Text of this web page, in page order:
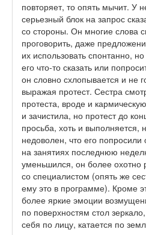
повторяет, то опять мычит. У
серьезный блок на запрос
со стороны. Он многие слова
проговорить, даже
их использовать спонтанно,
его что-то сказать или
он словно схлопывается и не
выражая протест. Сестра
протеста, вроде и
и зачистила, но протест до
просьба, хоть и выполняется,
недоволен, что его
на занятиях последнюю
уменьшился, он более охотно
со специалистом (опять же
ему это в программе). Кроме
более яркие эмоции
по поверхностям стол
себя по лицу, катается по